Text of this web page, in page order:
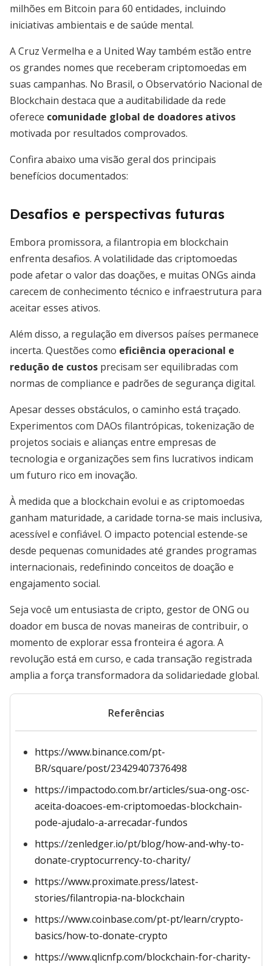
milhões em Bitcoin para 60 entidades, incluindo
iniciativas ambientais e de saúde mental.
A Cruz Vermelha e a United Way também estão entre
os grandes nomes que receberam criptomoedas em
suas campanhas. No Brasil, o Observatório Nacional de
Blockchain destaca que a auditabilidade da rede
oferece comunidade global de doadores ativos
motivada por resultados comprovados.
Confira abaixo uma visão geral dos principais
benefícios documentados:
Desafios e perspectivas futuras
Embora promissora, a filantropia em blockchain
enfrenta desafios. A volatilidade das criptomoedas
pode afetar o valor das doações, e muitas ONGs ainda
carecem de conhecimento técnico e infraestrutura para
aceitar esses ativos.
Além disso, a regulação em diversos países permanece
incerta. Questões como eficiência operacional e
redução de custos precisam ser equilibradas com
normas de compliance e padrões de segurança digital.
Apesar desses obstáculos, o caminho está traçado.
Experimentos com DAOs filantrópicas, tokenização de
projetos sociais e alianças entre empresas de
tecnologia e organizações sem fins lucrativos indicam
um futuro rico em inovação.
À medida que a blockchain evolui e as criptomoedas
ganham maturidade, a caridade torna-se mais inclusiva,
acessível e confiável. O impacto potencial estende-se
desde pequenas comunidades até grandes programas
internacionais, redefinindo conceitos de doação e
engajamento social.
Seja você um entusiasta de cripto, gestor de ONG ou
doador em busca de novas maneiras de contribuir, o
momento de explorar essa fronteira é agora. A
revolução está em curso, e cada transação registrada
amplia a força transformadora da solidariedade global.
Referências
https://www.binance.com/pt-
BR/square/post/23429407376498
https://impactodo.com.br/articles/sua-ong-osc-
aceita-doacoes-em-criptomoedas-blockchain-
pode-ajudalo-a-arrecadar-fundos
https://zenledger.io/pt/blog/how-and-why-to-
donate-cryptocurrency-to-charity/
https://www.proximate.press/latest-
stories/filantropia-na-blockchain
https://www.coinbase.com/pt-pt/learn/crypto-
basics/how-to-donate-crypto
https://www.qlicnfp.com/blockchain-for-charity-